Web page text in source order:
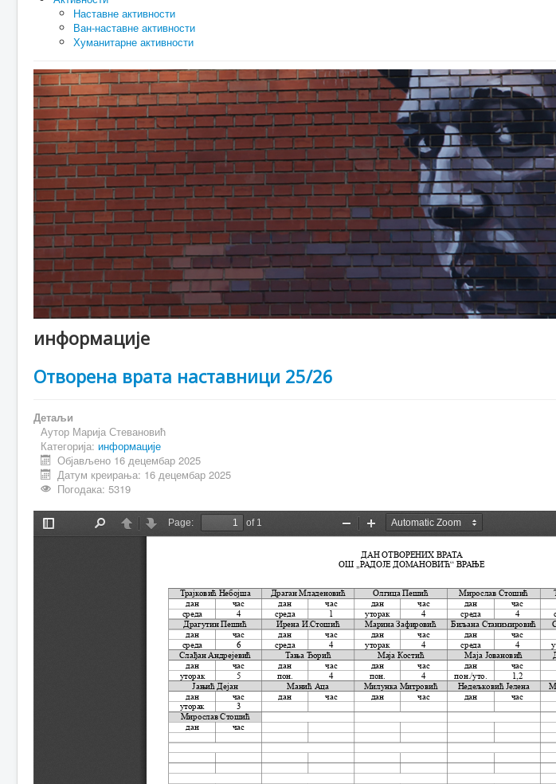
Наставне активности
Ван-наставне активности
Хуманитарне активности
информације
Отворена врата наставници 25/26
Детаљи
Аутор Марија Стевановић
Категорија: информације
Објављено 16 децембар 2025
Датум креирања: 16 децембар 2025
Погодака: 5319